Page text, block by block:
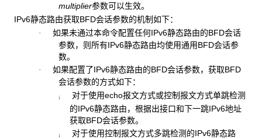
multiplier参数可以生效。
IPv6静态路由获取BFD会话参数的机制如下：
· 如果未通过本命令配置任何IPv6静态路由的BFD会话
参数，则所有IPv6静态路由均使用通用BFD会话参
数。
· 如果配置了IPv6静态路由的BFD会话参数，获取BFD
会话参数的方式如下：
¡
对于使用echo报文方式或控制报文方式单跳检测
的IPv6静态路由，根据出接口和下一跳IPv6地址
获取BFD会话参数。
¡
对于使用控制报文方式多跳检测的IPv6静态路